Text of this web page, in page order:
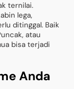
ternilai.
lega,
ditinggal. Baik
atau
bisa terjadi
Anda